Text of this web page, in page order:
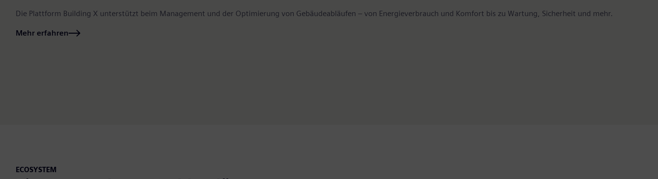
Die Plattform Building X unterstützt beim Management und der Optimierung von Gebäudeabläufen – von Energieverbrauch und Komfort bis zu Wartung, Sicherheit und mehr.
Mehr erfahren
ECOSYSTEM